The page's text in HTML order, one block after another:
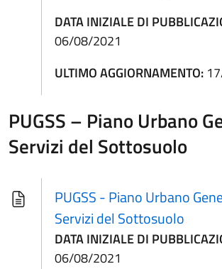
DATA INIZIALE DI
06/08/2021
ULTIMO AGGIORNAMENTO:
PUGSS – Piano Urbano
Servizi del Sottosuolo
PUGSS - Piano Urbano
Servizi del Sottosuolo
DATA INIZIALE DI
06/08/2021